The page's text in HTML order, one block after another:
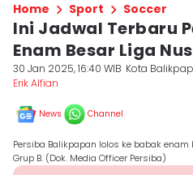
Home Sport Soccer
Ini Jadwal Terbaru
Enam Besar Liga
30 Jan 2025, 16:40 WIB Kota
Erik Alfian
News Channel
Persiba Balikpapan lolos ke babak
Grup B. (Dok. Media Officer Persiba)